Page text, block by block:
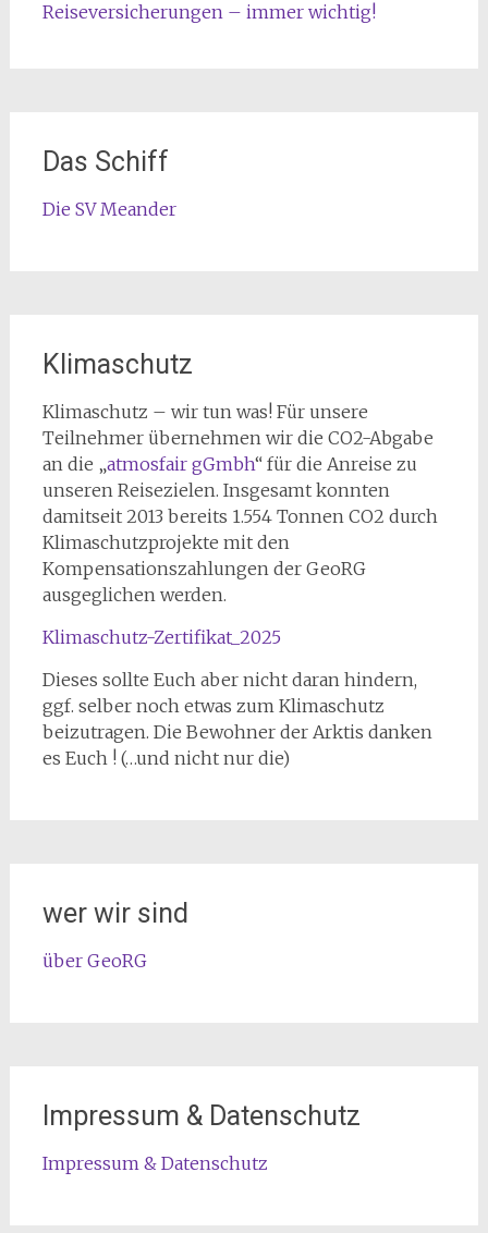
Reiseversicherungen – immer wichtig!
Das Schiff
Die SV Meander
Klimaschutz
Klimaschutz – wir tun was! Für unsere
Teilnehmer übernehmen wir die CO2-Abgabe
an die „atmosfair gGmbh“ für die Anreise zu
unseren Reisezielen. Insgesamt konnten
damitseit 2013 bereits 1.554 Tonnen CO2 durch
Klimaschutzprojekte mit den
Kompensationszahlungen der GeoRG
ausgeglichen werden.
Klimaschutz-Zertifikat_2025
Dieses sollte Euch aber nicht daran hindern,
ggf. selber noch etwas zum Klimaschutz
beizutragen. Die Bewohner der Arktis danken
es Euch ! (…und nicht nur die)
wer wir sind
über GeoRG
Impressum & Datenschutz
Impressum & Datenschutz